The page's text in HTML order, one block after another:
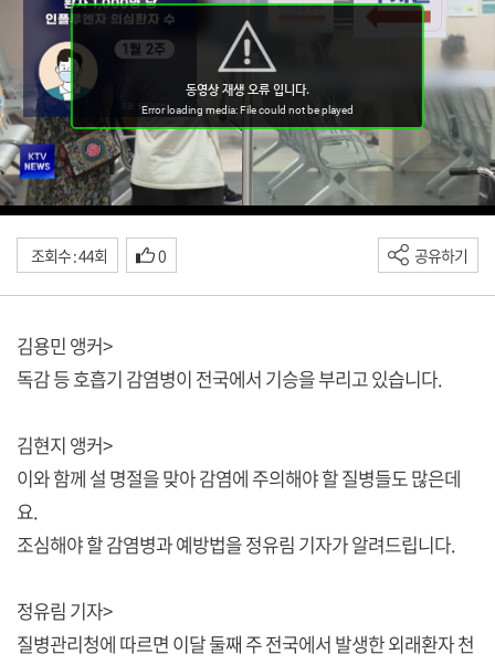
조회수 : 44회 0 공유하기
김용민 앵커>
독감 등 호흡기 감염병이 전국에서 기승을 부리고 있습니다.
김현지 앵커>
이와 함께 설 명절을 맞아 감염에 주의해야 할 질병들도 많은데
요.
조심해야 할 감염병과 예방법을 정유림 기자가 알려드립니다.
정유림 기자>
질병관리청에 따르면 이달 둘째 주 전국에서 발생한 외래환자 천